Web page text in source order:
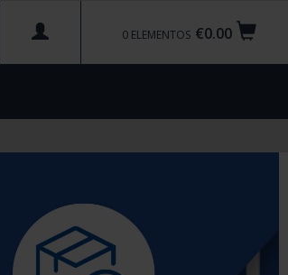
€0.00
0 ELEMENTOS